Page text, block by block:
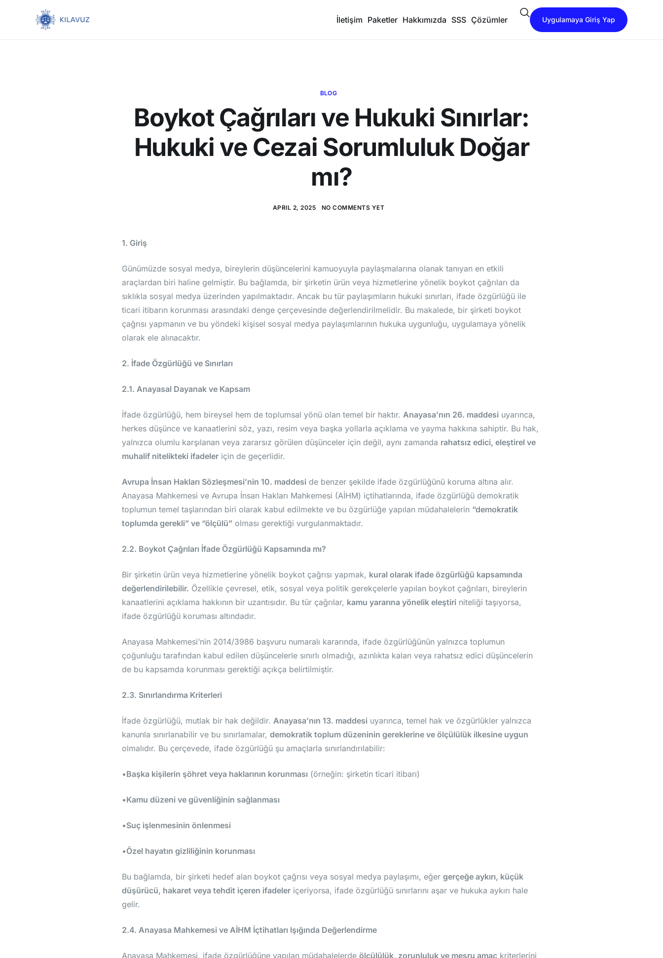
İletişim Paketler Hakkımızda SSS Çözümler Uygulamaya Giriş Yap
BLOG
Boykot Çağrıları ve Hukuki Sınırlar:
Hukuki ve Cezai Sorumluluk Doğar
mı?
APRIL 2, 2025 NO COMMENTS YET
1. Giriş
Günümüzde sosyal medya, bireylerin düşüncelerini kamuoyuyla paylaşmalarına olanak tanıyan en etkili
araçlardan biri haline gelmiştir. Bu bağlamda, bir şirketin ürün veya hizmetlerine yönelik boykot çağrıları da
sıklıkla sosyal medya üzerinden yapılmaktadır. Ancak bu tür paylaşımların hukuki sınırları, ifade özgürlüğü ile
ticari itibarın korunması arasındaki denge çerçevesinde değerlendirilmelidir. Bu makalede, bir şirketi boykot
çağrısı yapmanın ve bu yöndeki kişisel sosyal medya paylaşımlarının hukuka uygunluğu, uygulamaya yönelik
olarak ele alınacaktır.
2. İfade Özgürlüğü ve Sınırları
2.1. Anayasal Dayanak ve Kapsam
İfade özgürlüğü, hem bireysel hem de toplumsal yönü olan temel bir haktır. Anayasa’nın 26. maddesi uyarınca,
herkes düşünce ve kanaatlerini söz, yazı, resim veya başka yollarla açıklama ve yayma hakkına sahiptir. Bu hak,
yalnızca olumlu karşılanan veya zararsız görülen düşünceler için değil, aynı zamanda rahatsız edici, eleştirel ve
muhalif nitelikteki ifadeler için de geçerlidir.
Avrupa İnsan Hakları Sözleşmesi’nin 10. maddesi de benzer şekilde ifade özgürlüğünü koruma altına alır.
Anayasa Mahkemesi ve Avrupa İnsan Hakları Mahkemesi (AİHM) içtihatlarında, ifade özgürlüğü demokratik
toplumun temel taşlarından biri olarak kabul edilmekte ve bu özgürlüğe yapılan müdahalelerin “demokratik
toplumda gerekli” ve “ölçülü” olması gerektiği vurgulanmaktadır.
2.2. Boykot Çağrıları İfade Özgürlüğü Kapsamında mı?
Bir şirketin ürün veya hizmetlerine yönelik boykot çağrısı yapmak, kural olarak ifade özgürlüğü kapsamında
değerlendirilebilir. Özellikle çevresel, etik, sosyal veya politik gerekçelerle yapılan boykot çağrıları, bireylerin
kanaatlerini açıklama hakkının bir uzantısıdır. Bu tür çağrılar, kamu yararına yönelik eleştiri niteliği taşıyorsa,
ifade özgürlüğü koruması altındadır.
Anayasa Mahkemesi’nin 2014/3986 başvuru numaralı kararında, ifade özgürlüğünün yalnızca toplumun
çoğunluğu tarafından kabul edilen düşüncelerle sınırlı olmadığı, azınlıkta kalan veya rahatsız edici düşüncelerin
de bu kapsamda korunması gerektiği açıkça belirtilmiştir.
2.3. Sınırlandırma Kriterleri
İfade özgürlüğü, mutlak bir hak değildir. Anayasa’nın 13. maddesi uyarınca, temel hak ve özgürlükler yalnızca
kanunla sınırlanabilir ve bu sınırlamalar, demokratik toplum düzeninin gereklerine ve ölçülülük ilkesine uygun
olmalıdır. Bu çerçevede, ifade özgürlüğü şu amaçlarla sınırlandırılabilir:
•Başka kişilerin şöhret veya haklarının korunması (örneğin: şirketin ticari itibarı)
•Kamu düzeni ve güvenliğinin sağlanması
•Suç işlenmesinin önlenmesi
•Özel hayatın gizliliğinin korunması
Bu bağlamda, bir şirketi hedef alan boykot çağrısı veya sosyal medya paylaşımı, eğer gerçeğe aykırı, küçük
düşürücü, hakaret veya tehdit içeren ifadeler içeriyorsa, ifade özgürlüğü sınırlarını aşar ve hukuka aykırı hale
gelir.
2.4. Anayasa Mahkemesi ve AİHM İçtihatları Işığında Değerlendirme
Anayasa Mahkemesi, ifade özgürlüğüne yapılan müdahalelerde ölçülülük, zorunluluk ve meşru amaç kriterlerini